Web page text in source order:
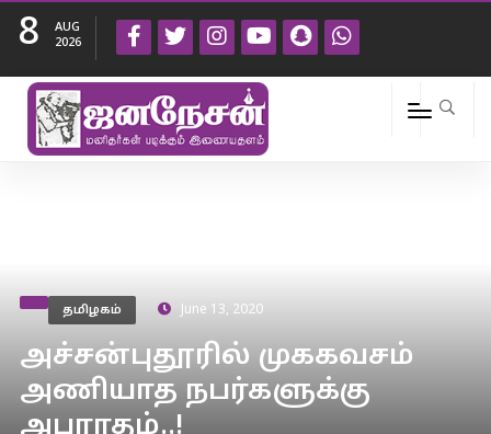
8
AUG
2026
தமிழகம் June 13, 2020
அச்சன்புதூரில் முககவசம்
அணியாத நபர்களுக்கு
அபராதம்..!